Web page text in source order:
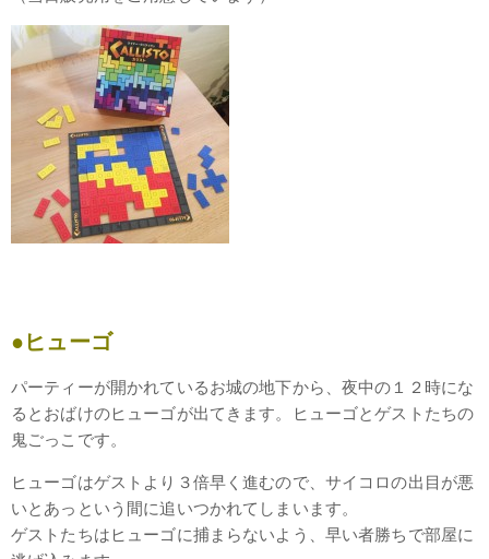
●ヒューゴ
パーティーが開かれているお城の地下から、夜中の１２時にな
るとおばけのヒューゴが出てきます。ヒューゴとゲストたちの
鬼ごっこです。
ヒューゴはゲストより３倍早く進むので、サイコロの出目が悪
いとあっという間に追いつかれてしまいます。
ゲストたちはヒューゴに捕まらないよう、早い者勝ちで部屋に